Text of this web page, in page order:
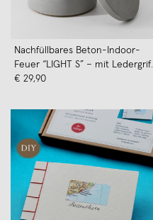
Nachfüllbares Beton-Indoor-
Feuer “LIGHT S” – mit Ledergriff
Farbe Cognac - Ideal
€ 29,90